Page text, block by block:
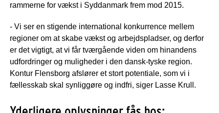
rammerne for vækst i Syddanmark frem mod 2015.
- Vi ser en stigende international konkurrence mellem
regioner om at skabe vækst og arbejdspladser, og derfor
er det vigtigt, at vi får tværgående viden om hinandens
udfordringer og muligheder i den dansk-tyske region.
Kontur Flensborg afslører et stort potentiale, som vi i
fællesskab skal synliggøre og indfri, siger Lasse Krull.